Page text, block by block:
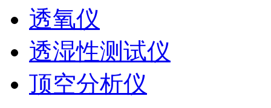
透氧仪
透湿性测试仪
顶空分析仪